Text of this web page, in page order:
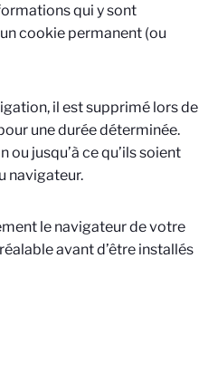
qui y sont
cookie permanent (ou
il est supprimé lors de
une durée déterminée.
jusqu’à ce qu’ils soient
navigateur.
le navigateur de votre
avant d’être installés